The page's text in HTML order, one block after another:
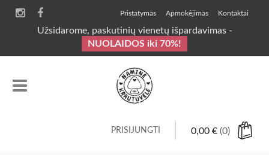
Pristatymas Apmokėjimas Kontaktai
Užsidarome, paskutinių vienetų išpardavimas -
NUOLAIDOS iki 70%!
0,00 € (0)
PRISIJUNGTI